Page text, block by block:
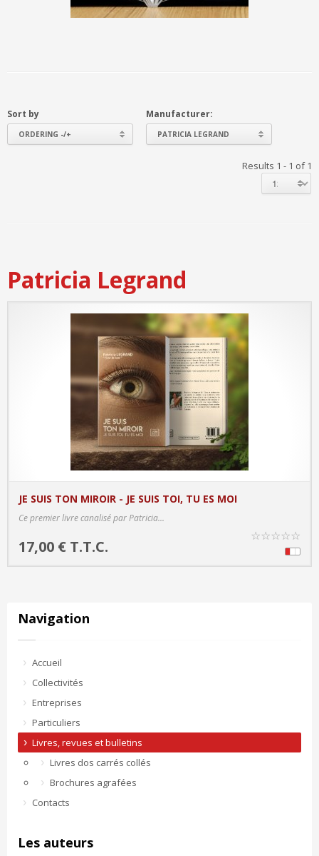
Sort by
ORDERING -/+
Manufacturer:
PATRICIA LEGRAND
Results 1 - 1 of 1
Patricia Legrand
JE SUIS TON MIROIR - JE SUIS TOI, TU ES MOI
Ce premier livre canalisé par Patricia...
17,00 € T.T.C.
☆☆☆☆☆
Navigation
Accueil
Collectivités
Entreprises
Particuliers
Livres, revues et bulletins
Livres dos carrés collés
Brochures agrafées
Contacts
Les auteurs